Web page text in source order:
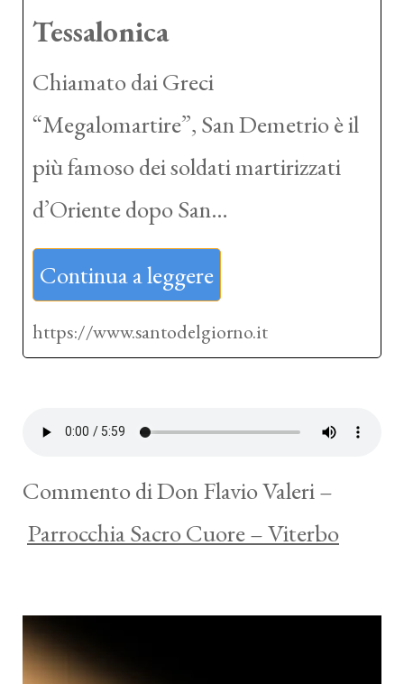
Tessalonica
Chiamato dai Greci
“Megalomartire”, San Demetrio è il
più famoso dei soldati martirizzati
d’Oriente dopo San…
Continua a leggere
https://www.santodelgiorno.it
Commento di Don Flavio Valeri –
Parrocchia Sacro Cuore – Viterbo